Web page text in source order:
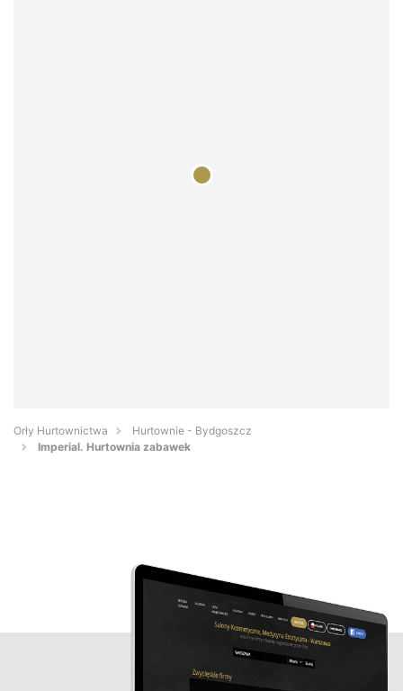
Orły Hurtownictwa
Hurtownie - Bydgoszcz
Imperial. Hurtownia zabawek